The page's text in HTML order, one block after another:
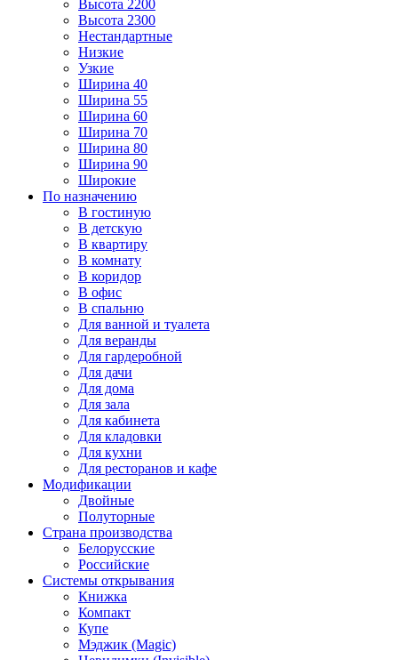
Высота 2200
Высота 2300
Нестандартные
Низкие
Узкие
Ширина 40
Ширина 55
Ширина 60
Ширина 70
Ширина 80
Ширина 90
Широкие
По назначению
В гостиную
В детскую
В квартиру
В комнату
В коридор
В офис
В спальню
Для ванной и туалета
Для веранды
Для гардеробной
Для дачи
Для дома
Для зала
Для кабинета
Для кладовки
Для кухни
Для ресторанов и кафе
Модификации
Двойные
Полуторные
Страна производства
Белорусские
Российские
Системы открывания
Книжка
Компакт
Купе
Мэджик (Magic)